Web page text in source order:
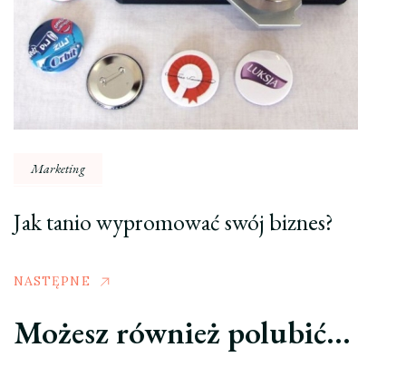
Marketing
Jak tanio wypromować swój biznes?
NASTĘPNE
Możesz również polubić…